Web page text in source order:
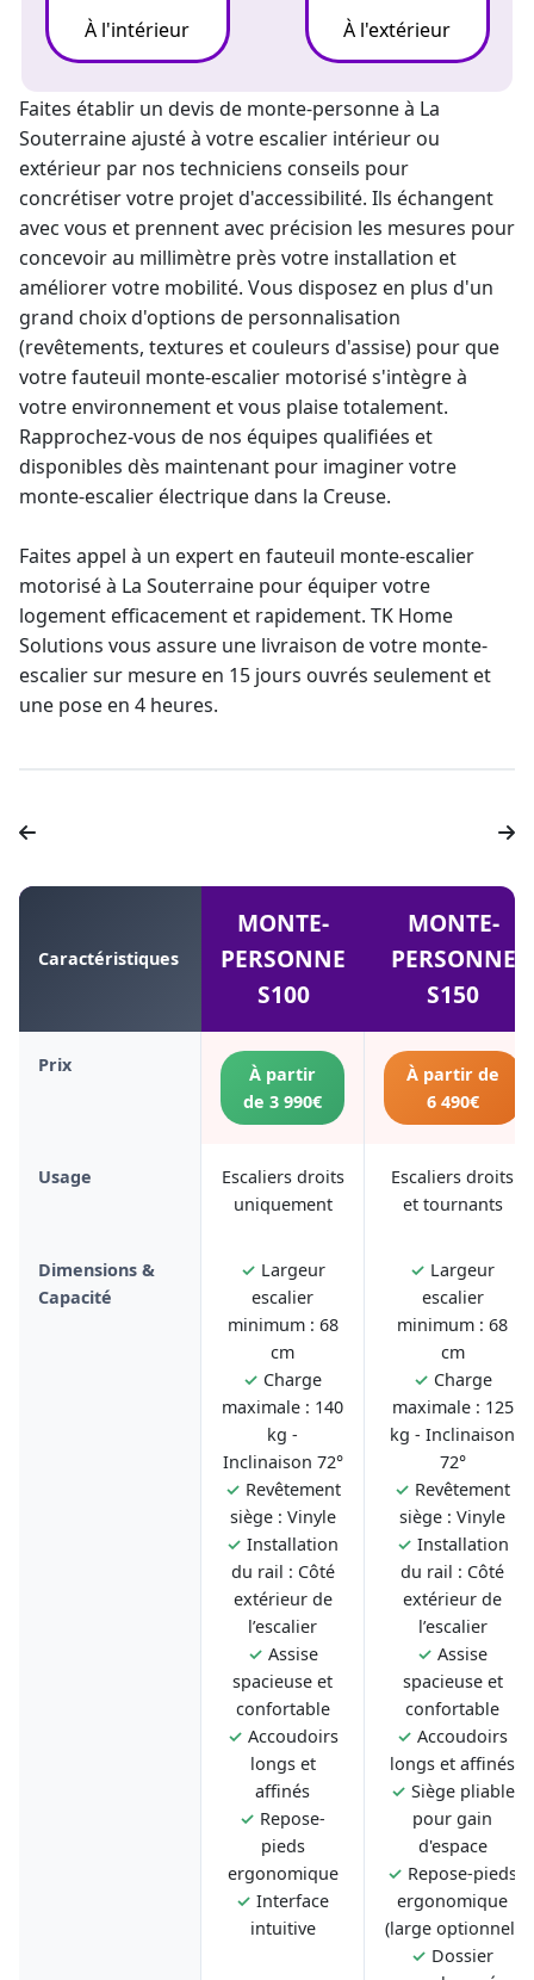
À l'intérieur À l'extérieur
Faites établir un devis de monte-personne à La
Souterraineajusté à votre escalier intérieur ou
extérieur par nos techniciens conseils pour
concrétiser votre projet d'accessibilité. Ils échangent
avec vous et prennent avec précision les mesures pour
concevoir au millimètre près votre installation et
améliorer votre mobilité. Vous disposez en plus d'un
grand choix d'options de personnalisation
(revêtements, textures et couleurs d'assise) pour que
votre fauteuil monte-escalier motorisé s'intègre à
votre environnement et vous plaise totalement.
Rapprochez-vous de nos équipes qualifiées et
disponibles dès maintenant pour imaginer votre
monte-escalier électriquedans la Creuse.
Faites appel à un expert en fauteuil monte-escalier
motorisé à La Souterraine pour équiper votre
logement efficacement et rapidement. TK Home
Solutions vous assure une livraison de votre monte-
escalier sur mesure en 15 jours ouvrés seulement et
une pose en 4 heures.
Caractéristiques
MONTE-
PERSONNE
S100
MONTE-
PERSONNE
S150
Prix
À partir
de 3 990€
À partir de
6 490€
Usage
Escaliers droits
uniquement
Escaliers droits
et tournants
Dimensions &
Capacité
✓ Largeur
escalier
minimum : 68
cm
✓ Charge
maximale : 140
kg -
Inclinaison 72°
✓ Revêtement
siège : Vinyle
✓ Installation
du rail : Côté
extérieur de
l’escalier
✓ Assise
spacieuse et
confortable
✓ Accoudoirs
longs et
affinés
✓ Repose-
pieds
ergonomique
✓ Interface
intuitive
✓ Largeur
escalier
minimum : 68
cm
✓ Charge
maximale : 125
kg - Inclinaison
72°
✓ Revêtement
siège : Vinyle
✓ Installation
du rail : Côté
extérieur de
l’escalier
✓ Assise
spacieuse et
confortable
✓ Accoudoirs
longs et affinés
✓ Siège pliable
pour gain
d'espace
✓ Repose-pieds
ergonomique
(large optionnel)
✓ Dossier